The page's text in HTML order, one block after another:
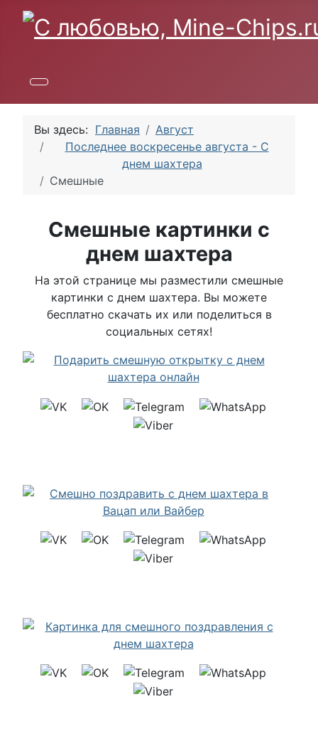
Вы здесь: Главная
Август
Последнее воскресенье августа - С
днем шахтера
Смешные
Смешные картинки с
днем шахтера
На этой странице мы разместили смешные
картинки с днем шахтера. Вы можете
бесплатно скачать их или поделиться в
социальных сетях!